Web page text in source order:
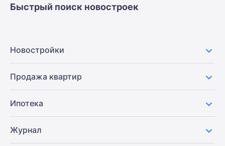
Быстрый поиск новостроек
Новостройки
Продажа квартир
Ипотека
Журнал